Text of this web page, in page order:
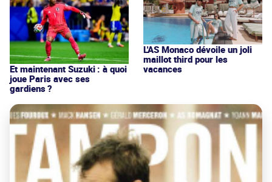
Et maintenant Suzuki : à quoi
joue Paris avec ses
gardiens ?
L'AS Monaco dévoile un joli
maillot third pour les
vacances